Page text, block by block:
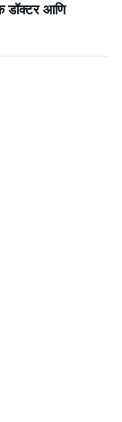
डॉक्टर आणि